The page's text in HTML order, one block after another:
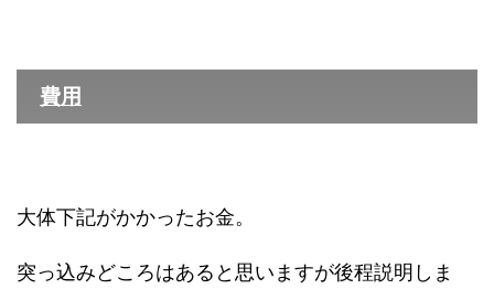
費用
大体下記がかかったお金。
突っ込みどころはあると思いますが後程説明しま